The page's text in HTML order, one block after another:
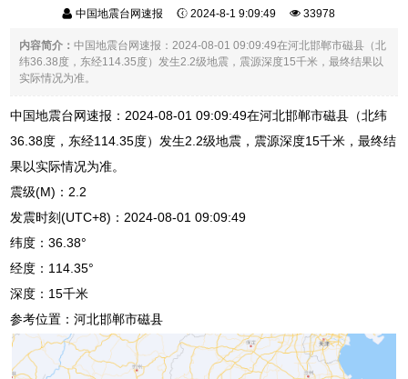
中国地震台网速报 2024-8-1 9:09:49 33978
内容简介：中国地震台网速报：2024-08-01 09:09:49在河北邯郸市磁县（北
纬36.38度，东经114.35度）发生2.2级地震，震源深度15千米，最终结果以
实际情况为准。
中国地震台网速报：2024-08-01 09:09:49在河北邯郸市磁县（北纬
36.38度，东经114.35度）发生2.2级地震，震源深度15千米，最终结
果以实际情况为准。
震级(M)：2.2
发震时刻(UTC+8)：2024-08-01 09:09:49
纬度：36.38°
经度：114.35°
深度：15千米
参考位置：河北邯郸市磁县